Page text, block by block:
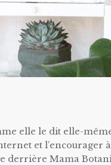
elle le dit elle-
et l’encourager
derrière Mama